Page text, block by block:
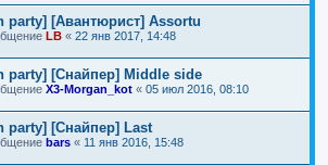
party] [Авантюрист] Assortu
LB « 22 янв 2017, 14:48
party] [Снайпер] Middle side
X3-Morgan_kot « 05 июл 2016, 08:10
party] [Снайпер] Last
bars « 11 янв 2016, 15:48